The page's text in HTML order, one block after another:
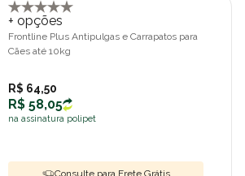
+ opções
Frontline Plus Antipulgas e Carrapatos para
Cães até 10kg
R$ 64,50
R$ 58,05
na assinatura polipet
Consulte para Frete Grátis